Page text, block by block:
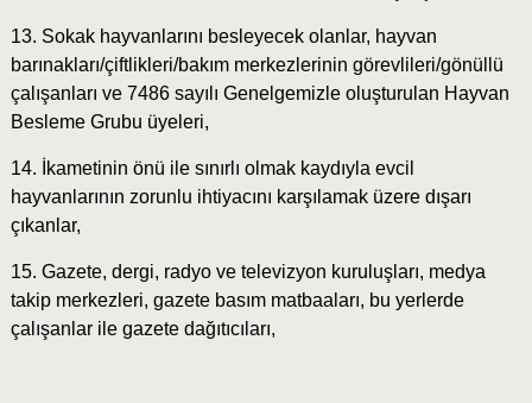
13. Sokak hayvanlarını besleyecek olanlar, hayvan
barınakları/çiftlikleri/bakım merkezlerinin görevlileri/gönüllü
çalışanları ve 7486 sayılı Genelgemizle oluşturulan Hayvan
Besleme Grubu üyeleri,
14. İkametinin önü ile sınırlı olmak kaydıyla evcil
hayvanlarının zorunlu ihtiyacını karşılamak üzere dışarı
çıkanlar,
15. Gazete, dergi, radyo ve televizyon kuruluşları, medya
takip merkezleri, gazete basım matbaaları, bu yerlerde
çalışanlar ile gazete dağıtıcıları,